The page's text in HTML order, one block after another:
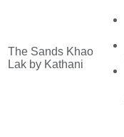
The Sands Khao
Lak by Kathani